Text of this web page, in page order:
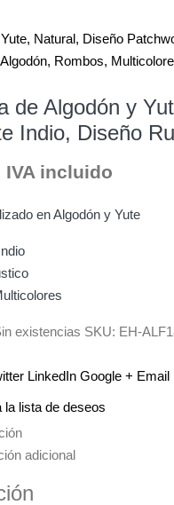
Natural, Diseño
Rombos,
de Algodón y
Indio, Diseño
IVA incluido
en Algodón y Yute
existencias SKU: EH-
LinkedIn Google + Email
la lista de deseos
adicional